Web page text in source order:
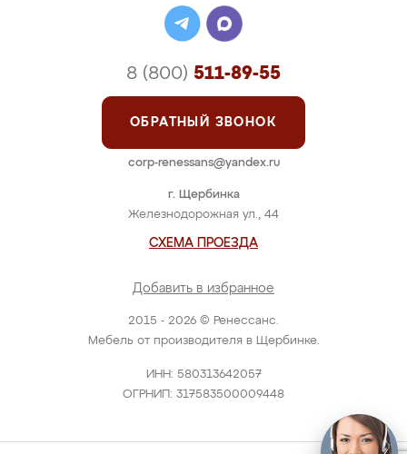
2015 - 2026 © Ренессанс.
Мебель от производителя в Щербинке.
ИНН: 580313642057
ОГРНИП: 317583500009448
г. Щербинка
Железнодорожная ул., 44
СХЕМА ПРОЕЗДА
Добавить в избранное
8 (800) 511-89-55
ОБРАТНЫЙ ЗВОНОК
corp-renessans@yandex.ru